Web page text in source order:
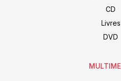
CD
Livres
DVD